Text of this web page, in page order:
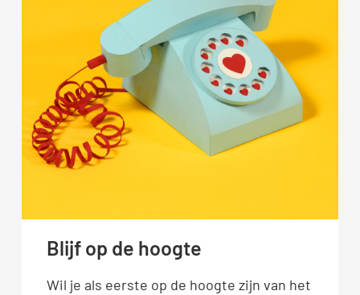
Blijf op de hoogte
Wil je als eerste op de hoogte zijn van het